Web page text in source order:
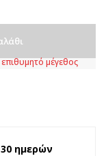
μέγεθος
ημερών